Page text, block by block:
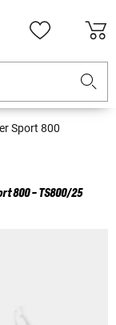
Sport 800
800 - TS800/25